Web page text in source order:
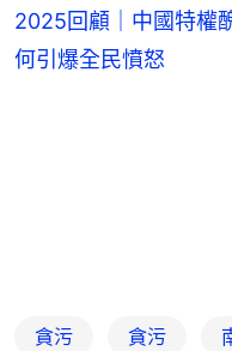
2025回顧｜中國特權
何引爆全民憤怒
貪污 貪污